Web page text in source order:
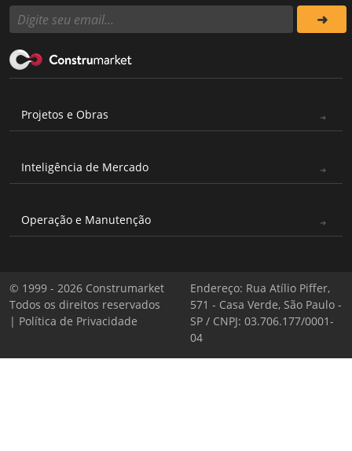
Projetos e Obras
Inteligência de Mercado
Operação e Manutenção
© 1999 - 2026 Construmarket
Todos os direitos reservados
| Política de Privacidade
Endereço: Rua Atílio Piffer,
571 - Casa Verde, São Paulo -
SP / CNPJ: 03.706.177/0001-
04